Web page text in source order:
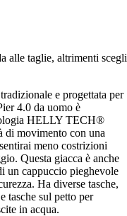
alle taglie, altrimenti scegli
e progettata per
4.0 da uomo è
HELLY TECH®
di movimento con una
meno costrizioni
Questa giacca è anche
un cappuccio pieghevole
Ha diverse tasche,
tasche sul petto per
in acqua.